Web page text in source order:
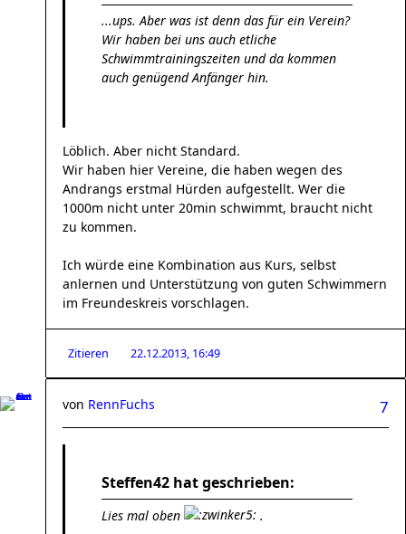
...ups. Aber was ist denn das für ein Verein?
Wir haben bei uns auch etliche
Schwimmtrainingszeiten und da kommen
auch genügend Anfänger hin.
Löblich. Aber nicht Standard.
Wir haben hier Vereine, die haben wegen des
Andrangs erstmal Hürden aufgestellt. Wer die
1000m nicht unter 20min schwimmt, braucht nicht
zu kommen.
Ich würde eine Kombination aus Kurs, selbst
anlernen und Unterstützung von guten Schwimmern
im Freundeskreis vorschlagen.
Zitieren 22.12.2013, 16:49
7
von RennFuchs
Steffen42 hat geschrieben:
Lies mal oben .